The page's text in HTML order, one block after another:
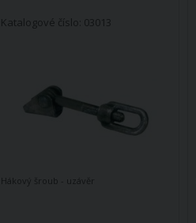
Katalogové číslo: 03013
Hákový šroub - uzávěr